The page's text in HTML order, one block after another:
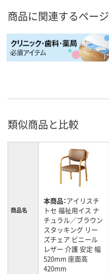
商品に関連するページ
類似商品と比較
商品名
本商品：アイリスチ
トセ 福祉用イス ナ
チュラル／ブラウン
スタッキング リー
ズチェア ビニール
レザー 介護 安定 幅
520mm 座面高
420mm